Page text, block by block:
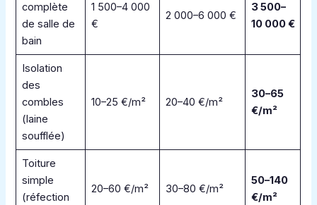
complète
de salle de
bain
1 500–4 000
€
2 000–6 000 €
3 500–
10 000 €
Isolation
des
combles
(laine
soufflée)
10–25 €/m² 20–40 €/m²
30–65
€/m²
Toiture
simple
(réfection
20–60 €/m² 30–80 €/m²
50–140
€/m²